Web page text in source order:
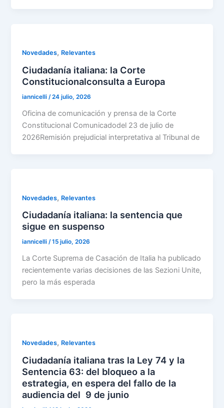
Novedades, Relevantes
Ciudadanía italiana: la Corte
Constitucionalconsulta a Europa
iannicelli/24 julio, 2026
Oficina de comunicación y prensa de la Corte
Constitucional Comunicadodel 23 de julio de
2026Remisión prejudicial interpretativa al Tribunal de
Novedades, Relevantes
Ciudadanía italiana: la sentencia que
sigue en suspenso
iannicelli/15 julio, 2026
La Corte Suprema de Casación de Italia ha publicado
recientemente varias decisiones de las Sezioni Unite,
pero la más esperada
Novedades, Relevantes
Ciudadanía italiana tras la Ley 74 y la
Sentencia 63: del bloqueo a la
estrategia, en espera del fallo de la
audiencia del 9 de junio